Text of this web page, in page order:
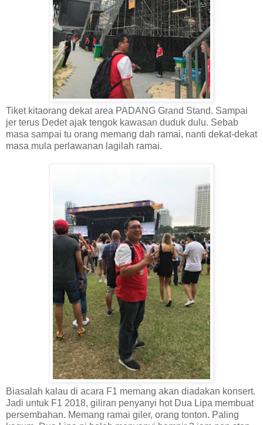
Tiket kitaorang dekat area PADANG Grand Stand. Sampai
jer terus Dedet ajak tengok kawasan duduk dulu. Sebab
masa sampai tu orang memang dah ramai, nanti dekat-dekat
masa mula perlawanan lagilah ramai.
Biasalah kalau di acara F1 memang akan diadakan konsert.
Jadi untuk F1 2018, giliran penyanyi hot Dua Lipa membuat
persembahan. Memang ramai giler, orang tonton. Paling